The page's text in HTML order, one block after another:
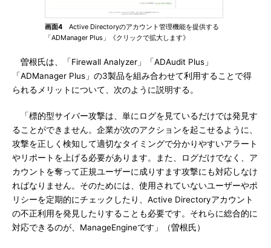
画面4 Active Directoryのアカウント管理機能を提供する
「ADManager Plus」《クリックで拡大します》
曽根氏は、「Firewall Analyzer」「ADAudit Plus」
「ADManager Plus」の3製品を組み合わせて利用することで得
られるメリットについて、次のように説明する。
「標的型サイバー攻撃は、単にログを見ているだけでは発見す
ることができません。企業が次のアクションを起こせるように、
攻撃を正しく検知して適切なタイミングで分かりやすいアラート
やリポートを上げる必要があります。また、ログだけでなく、ア
カウントを奪って正規ユーザーに成りすます攻撃にも対応しなけ
ればなりません。そのためには、使用されていないユーザーやポ
リシーを定期的にチェックしたり、Active Directoryアカウント
の不正利用を発見したりすることも必要です。それらに総合的に
対応できるのが、ManageEngineです」（曽根氏）